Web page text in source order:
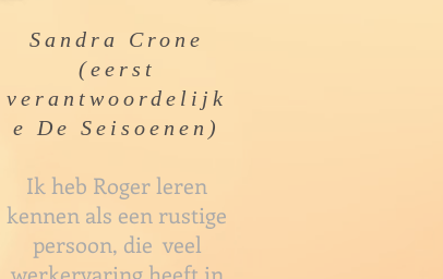
Sandra Crone
(eerst
verantwoordelijk
e De Seisoenen)
Ik heb Roger leren
kennen als een rustige
persoon, die veel
werkervaring heeft in